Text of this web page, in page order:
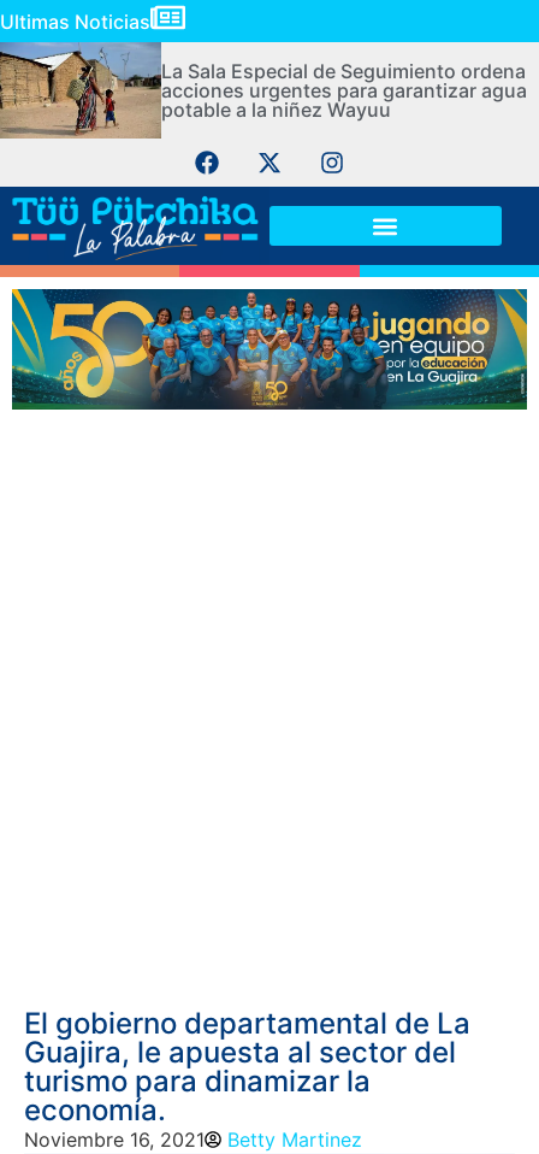
Ultimas Noticias
La Sala Especial de Seguimiento ordena
acciones urgentes para garantizar agua
potable a la niñez Wayuu
El gobierno departamental de La
Guajira, le apuesta al sector del
turismo para dinamizar la
economía.
Noviembre 16, 2021
Betty Martinez